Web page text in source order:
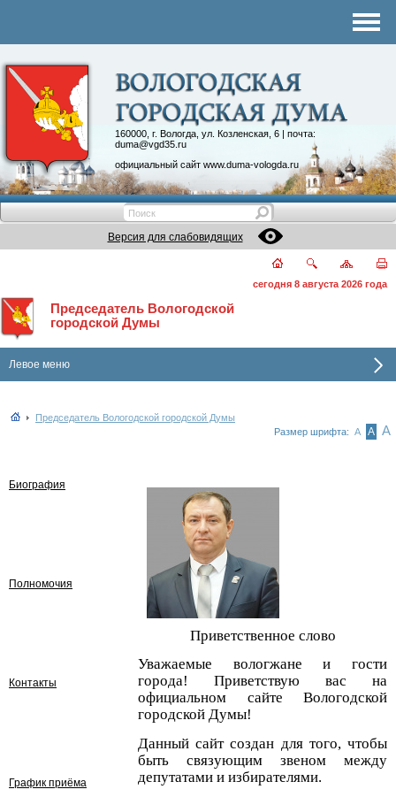
160000, г. Вологда, ул. Козленская, 6 | почта:
duma@vgd35.ru
официальный сайт www.duma-vologda.ru
Контакты
Депутатские объединения
Версия для слабовидящих
сегодня 8 августа 2026 года
Председатель Вологодской
городской Думы
Левое меню
Председатель Вологодской городской Думы
Размер шрифта: А А А
Биография
Приветственное слово
Уважаемые вологжане и гости
города! Приветствую вас на
официальном сайте Вологодской
городской Думы!
Данный сайт создан для того, чтобы
быть связующим звеном между
депутатами и избирателями.
Полномочия
Контакты
График приёма